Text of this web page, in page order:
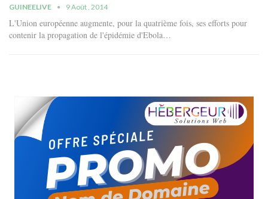
GUINEELIVE 9 Août , 2014
L'Union européenne augmente, pour la quatrième fois, ses efforts pour
contenir la propagation de l'épidémie d'Ebola…